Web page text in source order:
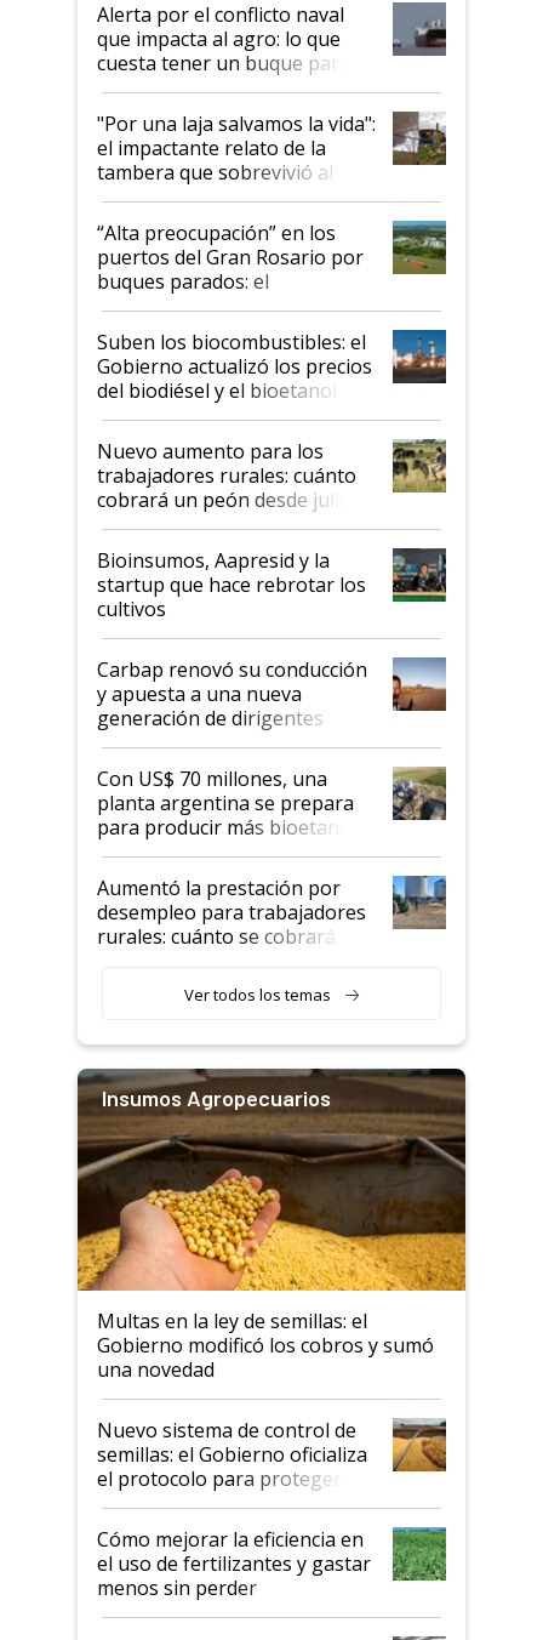
Alerta por el conflicto naval
que impacta al agro: lo que
cuesta tener un buque parado
y el peligro de que Argentina
pase a ser "país sucio"
"Por una laja salvamos la vida":
el impactante relato de la
tambera que sobrevivió al
tornado
“Alta preocupación” en los
puertos del Gran Rosario por
buques parados: el
funcionamiento de las
exportadoras en tensión tras
la medida de fuerza de los
prácticos
Suben los biocombustibles: el
Gobierno actualizó los precios
del biodiésel y el bioetanol
Nuevo aumento para los
trabajadores rurales: cuánto
cobrará un peón desde julio
Bioinsumos, Aapresid y la
startup que hace rebrotar los
cultivos
Carbap renovó su conducción
y apuesta a una nueva
generación de dirigentes
rurales
Con US$ 70 millones, una
planta argentina se prepara
para producir más bioetanol
que nunca
Aumentó la prestación por
desempleo para trabajadores
rurales: cuánto se cobrará
Ver todos los temas
Insumos Agropecuarios
Multas en la ley de semillas: el
Gobierno modificó los cobros y sumó
una novedad
Nuevo sistema de control de
semillas: el Gobierno oficializa
el protocolo para proteger la
propiedad intelectual
Cómo mejorar la eficiencia en
el uso de fertilizantes y gastar
menos sin perder
productividad en la campaña